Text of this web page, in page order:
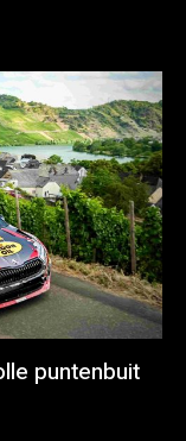
puntenbuit